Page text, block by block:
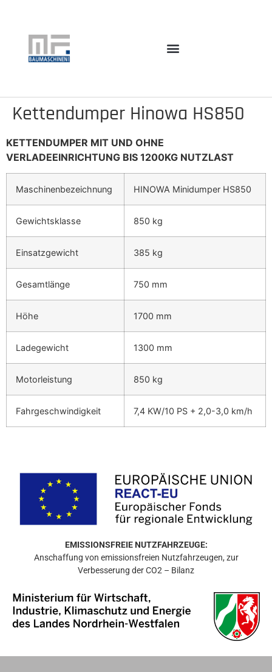
Kettendumper Hinowa HS850
KETTENDUMPER MIT UND OHNE
VERLADEEINRICHTUNG BIS 1200KG NUTZLAST
Maschinenbezeichnung HINOWA Minidumper HS850
Gewichtsklasse 850 kg
Einsatzgewicht 385 kg
Gesamtlänge 750 mm
Höhe 1700 mm
Ladegewicht 1300 mm
Motorleistung 850 kg
Fahrgeschwindigkeit 7,4 KW/10 PS + 2,0-3,0 km/h
EMISSIONSFREIE NUTZFAHRZEUGE:
Anschaffung von emissionsfreien Nutzfahrzeugen, zur
Verbesserung der CO2 – Bilanz